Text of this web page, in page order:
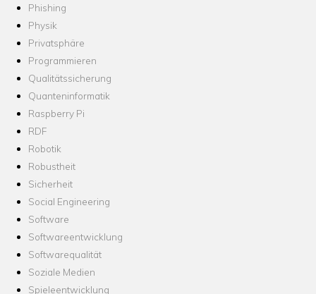
Phishing
Physik
Privatsphäre
Programmieren
Qualitätssicherung
Quanteninformatik
Raspberry Pi
RDF
Robotik
Robustheit
Sicherheit
Social Engineering
Software
Softwareentwicklung
Softwarequalität
Soziale Medien
Spieleentwicklung